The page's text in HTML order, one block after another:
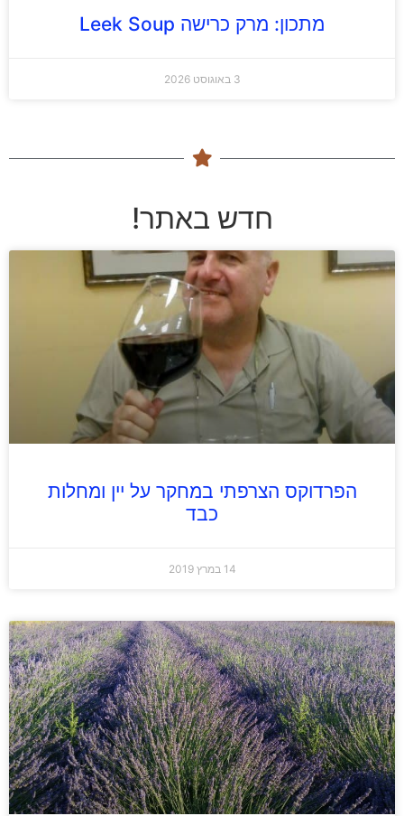
מתכון: מרק כרישה Leek Soup
3 באוגוסט 2026
חדש באתר!
הפרדוקס הצרפתי במחקר על יין ומחלות
כבד
14 במרץ 2019